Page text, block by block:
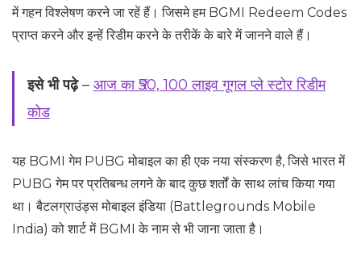
में गहन विश्लेषण करने जा रहें हैं। जिसमे हम BGMI Redeem Codes
प्राप्त करने और इन्हें रिडीम करने के तरीकें के बारे में जानने वाले हैं।
इसे भी पढ़े– आज का ₹50, 100 लाइव गूगल प्ले स्टोर रिडीम
कोड
यह BGMI गेम PUBG मोबाइल का ही एक नया संस्करण है, जिसे भारत में
PUBG गेम पर प्रतिबन्ध लगने के बाद कुछ शर्तों के साथ लांच किया गया
था। बैटलग्राउंड्स मोबाइल इंडिया (Battlegrounds Mobile
India) को शार्ट में BGMI के नाम से भी जाना जाता है।